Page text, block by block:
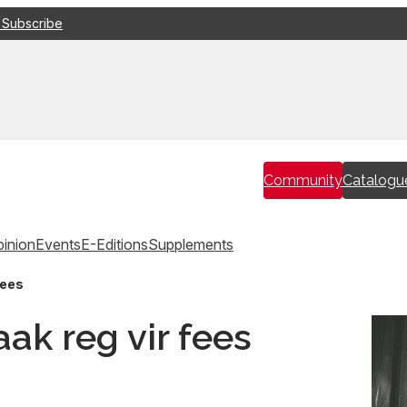
Community
EventsE-EditionsSupplements
reg vir fees